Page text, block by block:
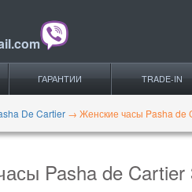
ГАРАНТИИ TRADE-IN
De Cartier → Женские часы Pasha de
Pasha de Cartier